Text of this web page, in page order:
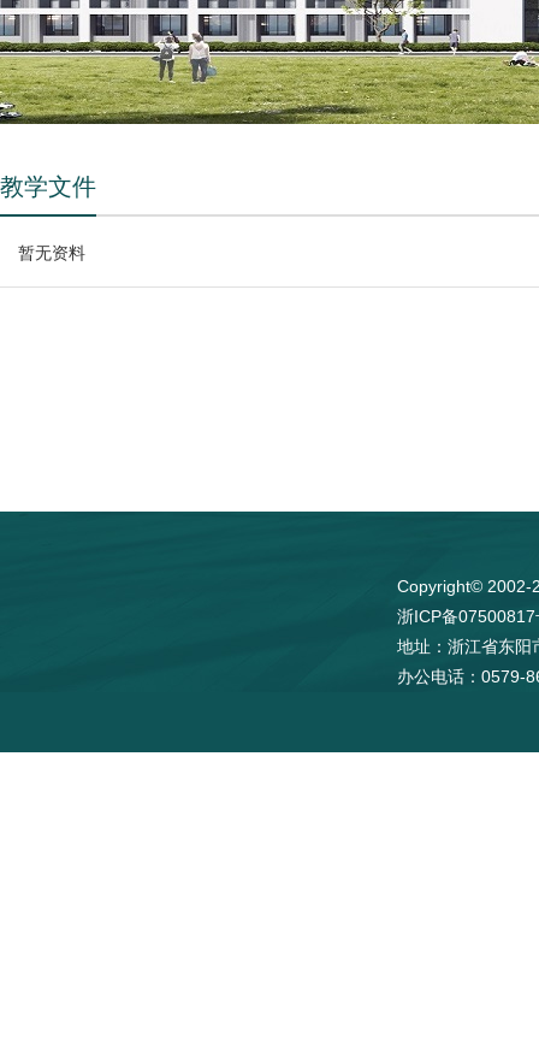
教学文件
暂无资料
Copyright© 2002-
浙ICP备07500817
地址：浙江省东
办公电话：0579-